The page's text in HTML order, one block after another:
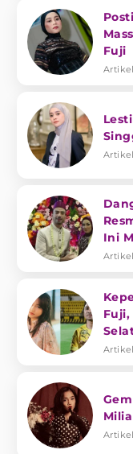
Fuji
Artikel
Artikel
Ini
Artikel
Fuji,
Artikel
Artikel